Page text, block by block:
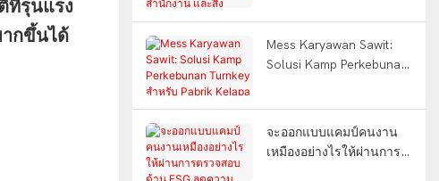
ที่รุนแรง
ากขึ้นได้
Mess Karyawan Sawit:
Solusi Kamp Perkebunan
จะออกแบบแคมป์คนงาน
เหมืองอย่างไรให้ผ่านการ